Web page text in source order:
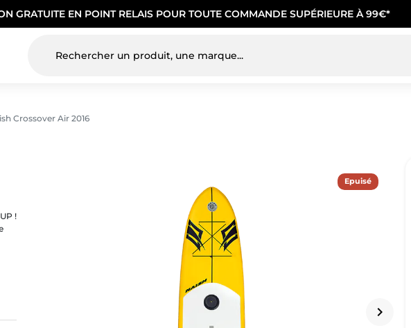
GRATUITE EN POINT RELAIS POUR TOUTE COMMANDE SUPÉRIEURE À 99€*
Crossover Air 2016
Epuisé
Suivant
keyboard_arrow_right
!